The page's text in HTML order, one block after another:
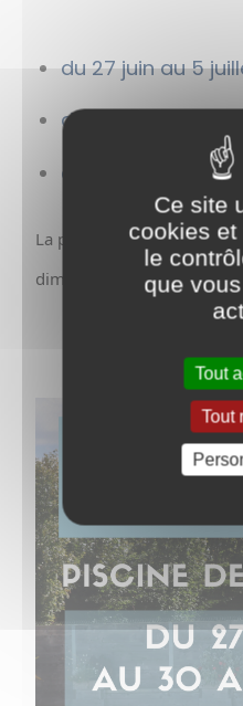
du 27 juin au 5
du 6 juillet au 16
du 17 au 30 août :
La piscine des Clairs
dimanche 21 juin au soir.
Ce site
cookies
le
que
Tout
Tout